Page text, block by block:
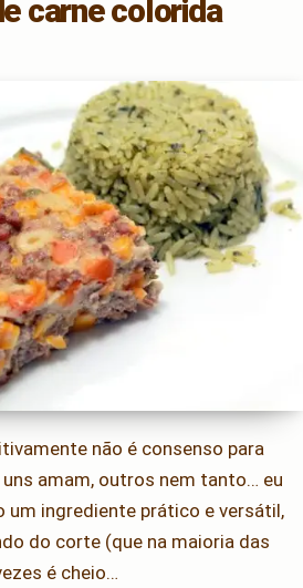
carne colorida
não é consenso para
amam, outros nem tanto… eu
um ingrediente prático e versátil,
do corte (que na maioria das
é cheio…